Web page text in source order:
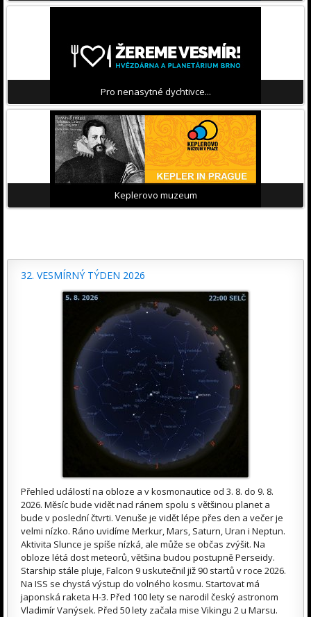
Pro nenasytné dychtivce...
Keplerovo muzeum
32. VESMÍRNÝ TÝDEN 2026
Přehled událostí na obloze a v kosmonautice od 3. 8. do 9. 8.
2026. Měsíc bude vidět nad ránem spolu s většinou planet a
bude v poslední čtvrti. Venuše je vidět lépe přes den a večer je
velmi nízko. Ráno uvidíme Merkur, Mars, Saturn, Uran i Neptun.
Aktivita Slunce je spíše nízká, ale může se občas zvýšit. Na
obloze létá dost meteorů, většina budou postupně Perseidy.
Starship stále pluje, Falcon 9 uskutečnil již 90 startů v roce 2026.
Na ISS se chystá výstup do volného kosmu. Startovat má
japonská raketa H-3. Před 100 lety se narodil český astronom
Vladimír Vanýsek. Před 50 lety začala mise Vikingu 2 u Marsu.